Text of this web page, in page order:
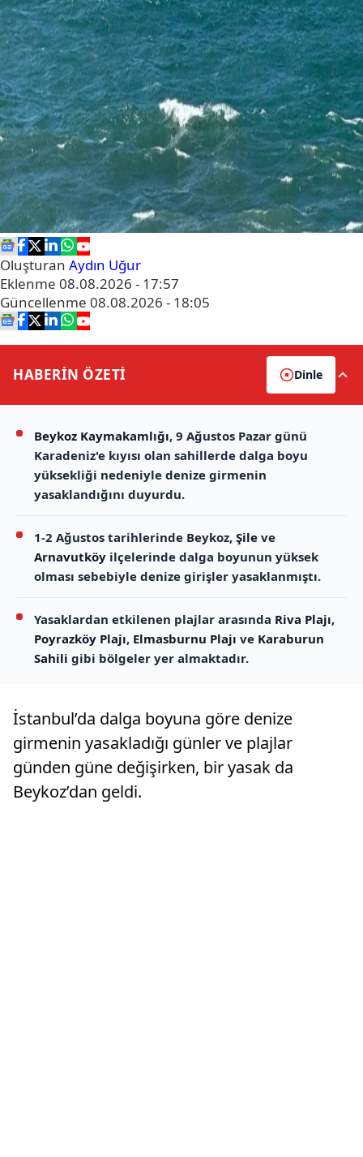
Oluşturan Aydın Uğur
Eklenme 08.08.2026 - 17:57
Güncellenme 08.08.2026 - 18:05
HABERİN ÖZETİ Dinle
Beykoz Kaymakamlığı, 9 Ağustos Pazar günü
Karadeniz'e kıyısı olan sahillerde dalga boyu
yüksekliği nedeniyle denize girmenin
yasaklandığını duyurdu.
1-2 Ağustos tarihlerinde Beykoz, Şile ve
Arnavutköy ilçelerinde dalga boyunun yüksek
olması sebebiyle denize girişler yasaklanmıştı.
Yasaklardan etkilenen plajlar arasında Riva Plajı,
Poyrazköy Plajı, Elmasburnu Plajı ve Karaburun
Sahili gibi bölgeler yer almaktadır.
İstanbul’da dalga boyuna göre denize
girmenin yasakladığı günler ve plajlar
günden güne değişirken, bir yasak da
Beykoz’dan geldi.